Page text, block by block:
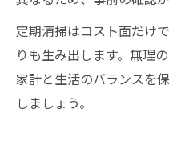
定期清掃はコスト面だけ
りも生み出します。無理
家計と生活のバランスを
しましょう。